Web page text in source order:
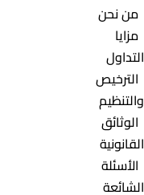
من نحن
مزايا
التداول
الترخيص
والتنظيم
الوثائق
القانونية
الأسئلة
الشائعة